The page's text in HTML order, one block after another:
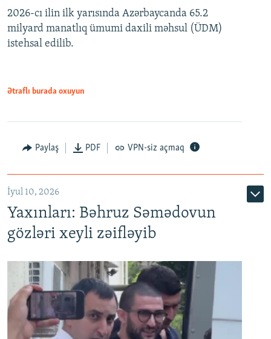
Auto 240p 360p 480p
360p
480p
2026-cı ilin ilk yarısında Azərbaycanda 65.2
milyard manatlıq ümumi daxili məhsul (ÜDM)
istehsal edilib.
Ətraflı burada oxuyun
Paylaş PDF VPN-siz açmaq
İyul 10, 2026
Yaxınları: Bəhruz Səmədovun
gözləri xeyli zəifləyib